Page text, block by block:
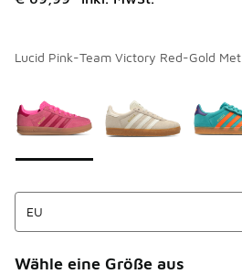
Lucid Pink-Team Victory Red-Gold Met
Wähle eine Größe aus